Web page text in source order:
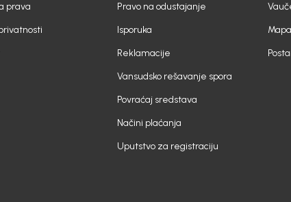
prava
Pravo na odustajanje
Isporuka
Reklamacije
Vansudsko rešavanje spora
Povraćaj sredstava
Načini plaćanja
Uputstvo za registraciju